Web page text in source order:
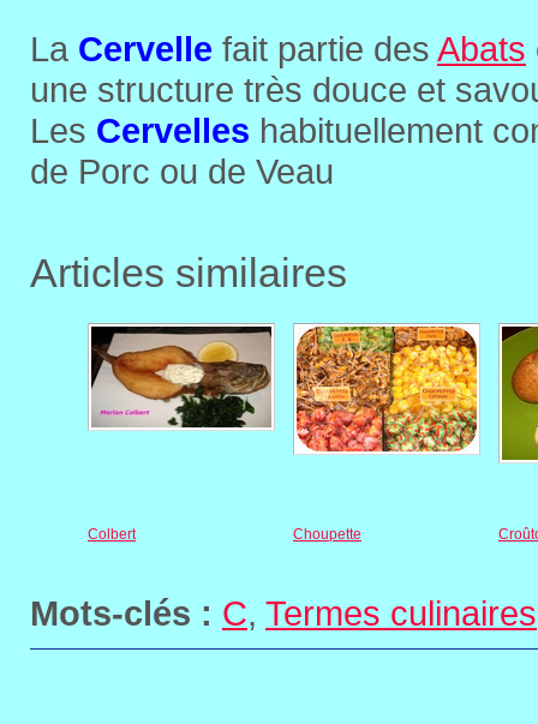
La Cervelle fait partie des Abats
une structure très douce et
Les Cervelles habituellement
de Porc ou de Veau
Articles similaires
Colbert Choupette
Mots-clés : C, Termes culinaires